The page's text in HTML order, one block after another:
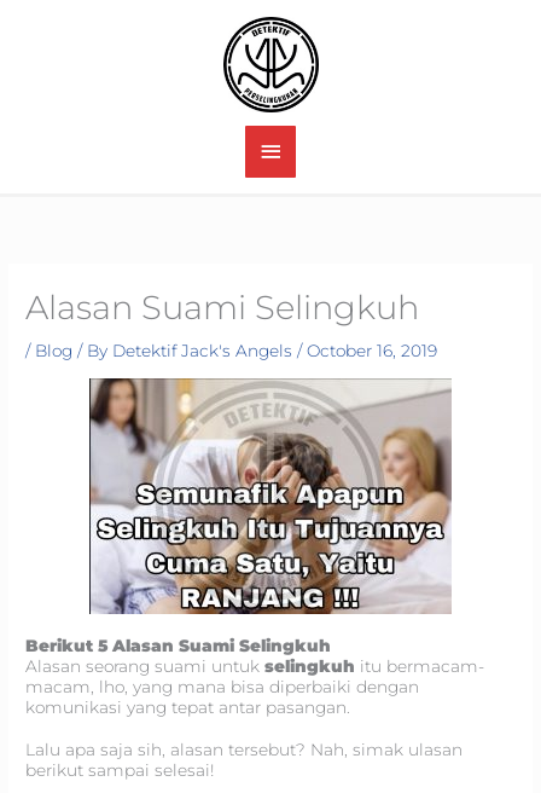
MAIN
Alasan Suami Selingkuh
/ Blog / By Detektif Jack's Angels/October 16, 2019
Berikut 5 Alasan Suami Selingkuh
Alasan seorang suami untukselingkuh itu bermacam-
macam, lho, yang mana bisa diperbaiki dengan
komunikasi yang tepat antar pasangan.
Lalu apa saja sih, alasan tersebut? Nah, simak ulasan
berikut sampai selesai!